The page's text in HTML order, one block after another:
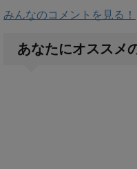
みんなのコメントを見る！
あなたにオススメ